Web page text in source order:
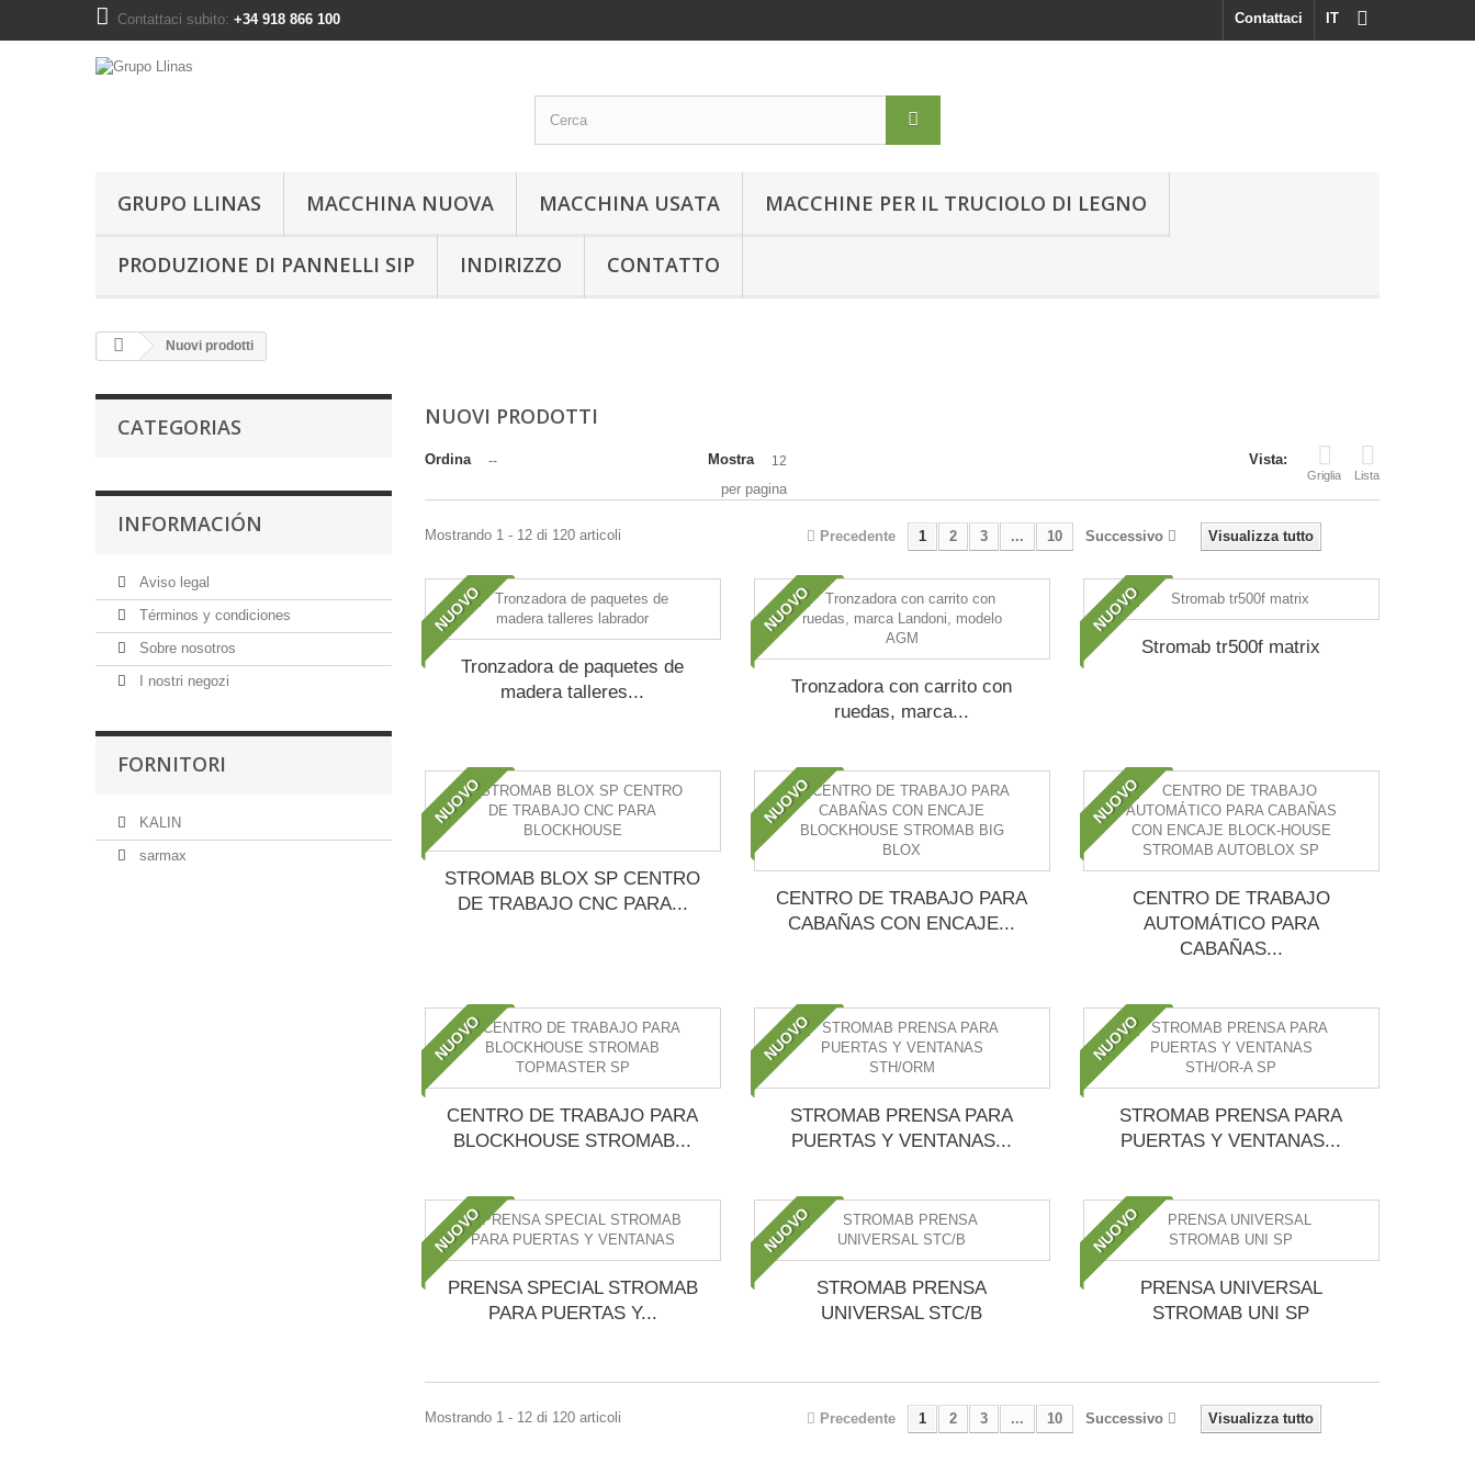
IT
Contattaci
Contattaci subito: +34 918 866 100
GRUPO LLINAS MACCHINA NUOVA MACCHINA USATA MACCHINE PER IL TRUCIOLO DI LEGNO
PRODUZIONE DI PANNELLI SIP INDIRIZZO CONTATTO
Nuovi prodotti
CATEGORIAS
INFORMACIÓN
Aviso legal
Términos y condiciones
Sobre nosotros
I nostri negozi
FORNITORI
KALIN
sarmax
NUOVI PRODOTTI
Vista:
Griglia Lista
Ordina -- Mostra 12
per pagina
Visualizza tutto
Precedente 1 2 3 ... 10 Successivo
Mostrando 1 - 12 di 120 articoli
NUOVO
Tronzadora de paquetes de
madera talleres...
NUOVO
Tronzadora con carrito con
ruedas, marca...
NUOVO
Stromab tr500f matrix
NUOVO
STROMAB BLOX SP CENTRO
DE TRABAJO CNC PARA...
NUOVO
CENTRO DE TRABAJO PARA
CABAÑAS CON ENCAJE...
NUOVO
CENTRO DE TRABAJO
AUTOMÁTICO PARA
CABAÑAS...
NUOVO
CENTRO DE TRABAJO PARA
BLOCKHOUSE STROMAB...
NUOVO
STROMAB PRENSA PARA
PUERTAS Y VENTANAS...
NUOVO
STROMAB PRENSA PARA
PUERTAS Y VENTANAS...
NUOVO
PRENSA SPECIAL STROMAB
PARA PUERTAS Y...
NUOVO
STROMAB PRENSA
UNIVERSAL STC/B
NUOVO
PRENSA UNIVERSAL
STROMAB UNI SP
Visualizza tutto
Precedente 1 2 3 ... 10 Successivo
Mostrando 1 - 12 di 120 articoli